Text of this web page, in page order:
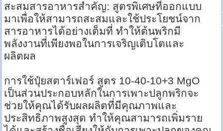
สะสมสารอาหารสำคัญ: สูตรพิเศษที่ออกแบบ
มาเพื่อให้สามารถสะสมและใช้ประโยชน์จาก
สารอาหารได้อย่างเต็มที่ ทำให้ต้นพริกมี
พลังงานที่เพียงพอในการเจริญเติบโตและ
ผลิตผล
การใช้ปุ๋ยสตาร์เฟอร์ สูตร 10-40-10+3 MgO
เป็นส่วนประกอบหลักในการเพาะปลูกพริกจะ
ช่วยให้คุณได้รับผลผลิตที่มีคุณภาพและ
ประสิทธิภาพสูงสุด ทำให้คุณสามารถเพิ่มราย